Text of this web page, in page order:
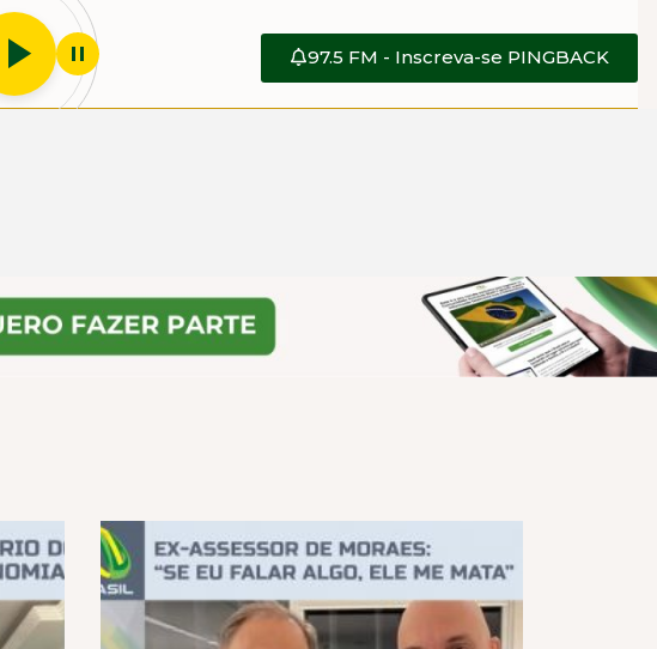
play_arrow pause 97.5 FM - Inscreva-se PINGBACK